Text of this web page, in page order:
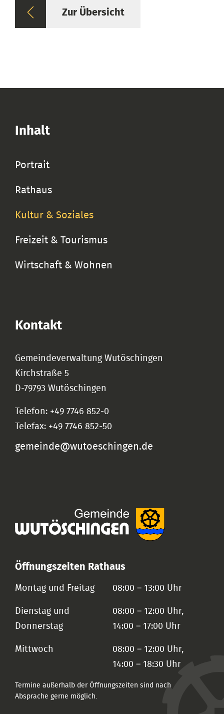
Zur Übersicht
Inhalt
Portrait
Rathaus
Kultur & Soziales
Freizeit & Tourismus
Wirtschaft & Wohnen
Kontakt
Gemeindeverwaltung Wutöschingen
Kirchstraße 5
D-79793 Wutöschingen
Telefon: +49 7746 852-0
Telefax: +49 7746 852-50
gemeinde@wutoeschingen.de
Öffnungszeiten Rathaus
Montag und Freitag 08:00 – 13:00 Uhr
Dienstag und
Donnerstag
08:00 – 12:00 Uhr,
14:00 – 17:00 Uhr
Mittwoch
08:00 – 12:00 Uhr,
14:00 – 18:30 Uhr
Termine außerhalb der Öffnungszeiten sind nach
Absprache gerne möglich.